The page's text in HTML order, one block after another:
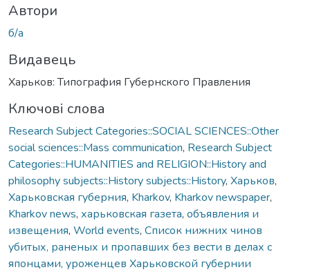
Автори
б/а
Видавець
Харьков: Типография Губернского Правления
Ключові слова
Research Subject Categories::SOCIAL SCIENCES::Other
social sciences::Mass communication, Research Subject
Categories::HUMANITIES and RELIGION::History and
philosophy subjects::History subjects::History, Харьков,
Харьковская губерния, Kharkov, Kharkov newspaper,
Kharkov news, харьковская газета, объявления и
извещения, World events, Список нижних чинов
убитых, раненых и пропавших без вести в делах с
японцами, уроженцев Харьковской губернии